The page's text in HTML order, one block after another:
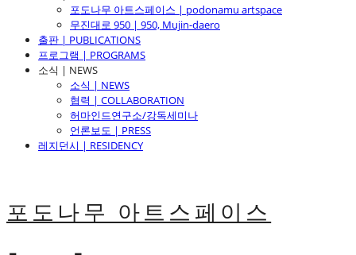
포도나무 아트스페이스 | podonamu artspace
무진대로 950 | 950, Mujin-daero
출판 | PUBLICATIONS
프로그램 | PROGRAMS
소식 | NEWS
소식 | NEWS
협력 | COLLABORATION
허마인드연구소/강독세미나
언론보도 | PRESS
레지던시 | RESIDENCY
포도나무 아트스페이스